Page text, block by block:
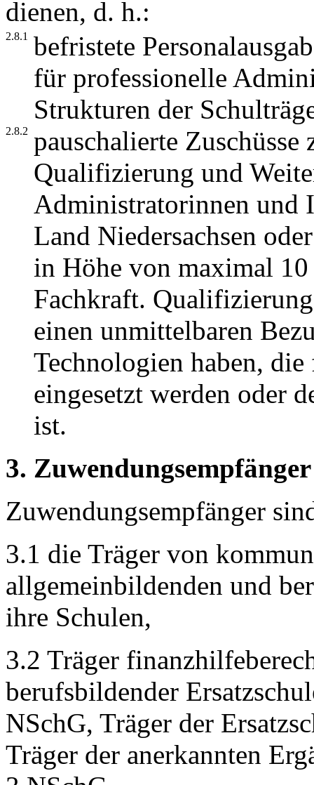
dienen, d. h.:
2.8.1
befristete
für professionelle
Strukturen der
2.8.2 pauschalierte
Qualifizierung und
Administratorinnen und
Land Niedersachsen
in Höhe von maximal
Fachkraft.
einen unmittelbaren
Technologien haben,
eingesetzt werden oder
ist.
3. Zuwendungsempfänger
Zuwendungsempfänger
3.1 die Träger von
allgemeinbildenden und
ihre Schulen,
3.2 Träger
berufsbildender
NSchG, Träger der
Träger der anerkannten